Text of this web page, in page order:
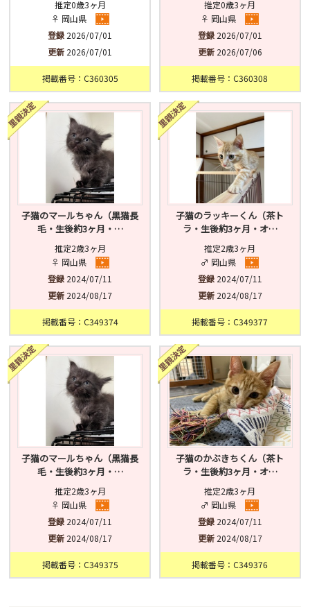
推定0歳3ヶ月
♀ 岡山県
登録 2026/07/01
更新 2026/07/01
掲載番号：C360305
推定0歳3ヶ月
♀ 岡山県
登録2026/07/01
更新2026/07/06
掲載番号：C360308
子猫のマールちゃん（黒猫長
毛・生後約3ヶ月・…
推定2歳3ヶ月
♀ 岡山県
登録 2024/07/11
更新 2024/08/17
掲載番号：C349374
子猫のラッキーくん（茶ト
ラ・生後約3ヶ月・オ…
推定2歳3ヶ月
♂ 岡山県
登録2024/07/11
更新2024/08/17
掲載番号：C349377
子猫のマールちゃん（黒猫長
毛・生後約3ヶ月・…
推定2歳3ヶ月
♀ 岡山県
登録 2024/07/11
更新 2024/08/17
掲載番号：C349375
子猫のかぶきちくん（茶ト
ラ・生後約3ヶ月・オ…
推定2歳3ヶ月
♂ 岡山県
登録2024/07/11
更新2024/08/17
掲載番号：C349376